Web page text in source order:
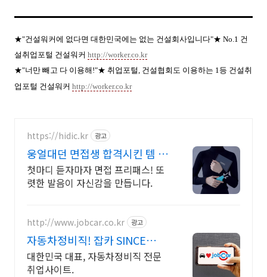
★"건설워커에 없다면 대한민국에는 없는 건설회사입니다"★ No.1 건
설취업포털 건설워커 http://worker.co.kr
★"너만 빼고 다 이용해!"★ 취업포털, 건설협회도 이용하는 1등 건설취
업포털 건설워커 http://worker.co.kr
https://hidic.kr 광고
웅얼대던 면접생 합격시킨 템 면
접 합격 필수템
첫마디 듣자마자 면접 프리패스! 또
렷한 발음이 자신감을 만듭니다.
http://www.jobcar.co.kr 광고
자동차정비직! 잡카 SINCE
2005
대한민국 대표, 자동차정비직 전문
취업사이트.